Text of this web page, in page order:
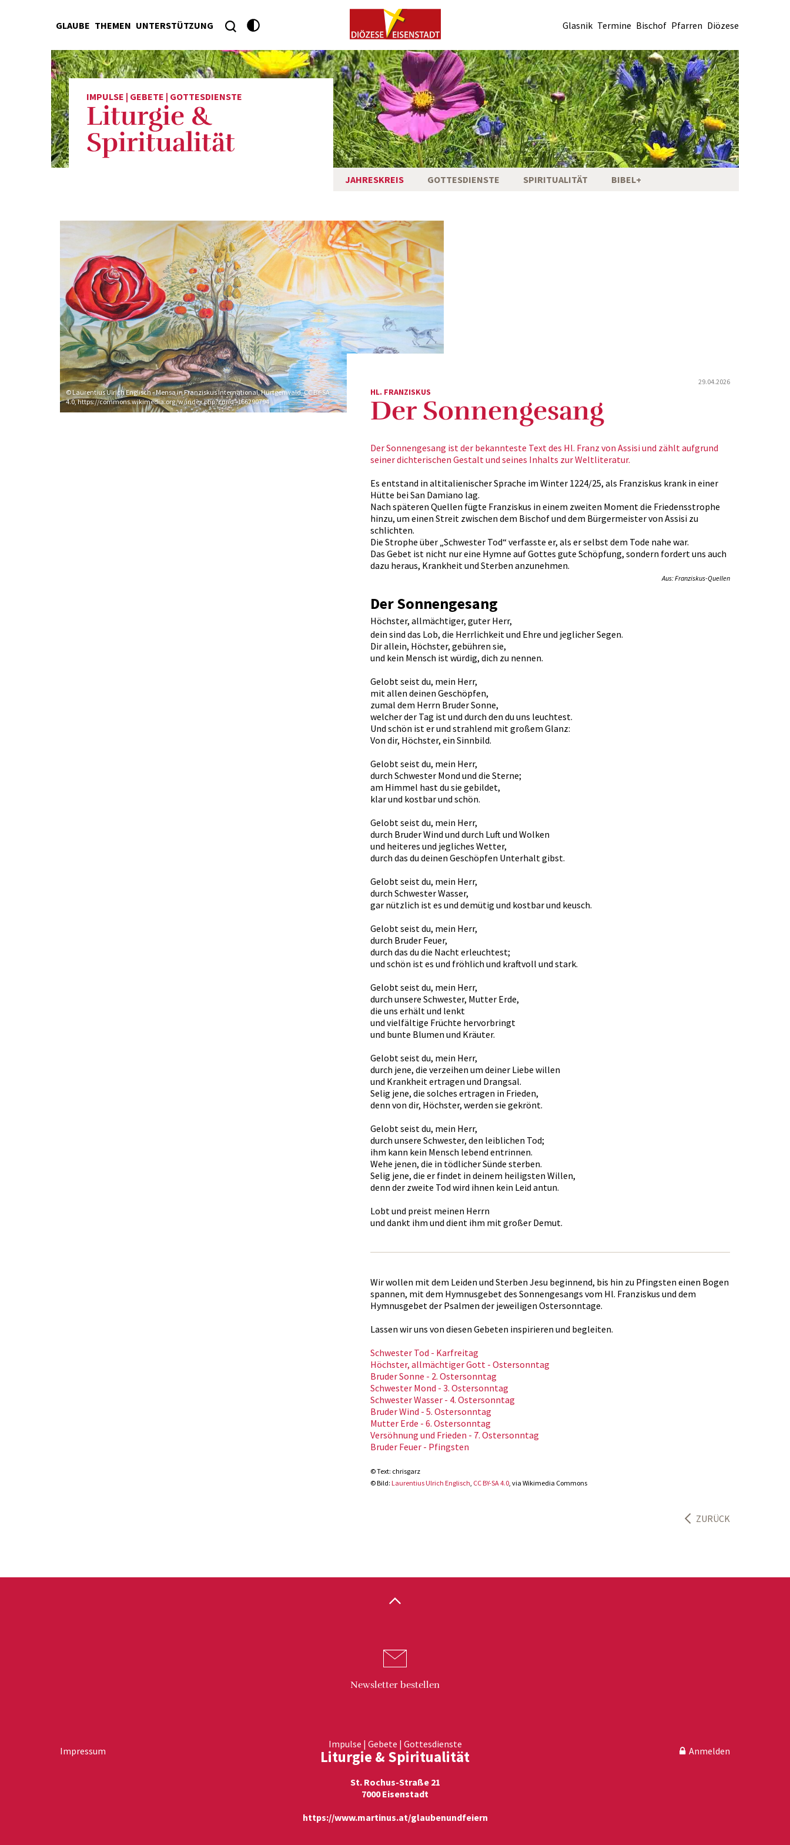
GLAUBE THEMEN UNTERSTÜTZUNG Glasnik Termine Bischof Pfarren Diözese
IMPULSE | GEBETE | GOTTESDIENSTE
Liturgie &
Spiritualität
JAHRESKREIS GOTTESDIENSTE SPIRITUALITÄT BIBEL+
© Laurentius Ulrich Englisch - Mensa in Franziskus International, Hürtgenwald, CC BY-SA
4.0, https://commons.wikimedia.org/w/index.php?curid=166290794
29.04.2026
HL. FRANZISKUS
Der Sonnengesang
Der Sonnengesang ist der bekannteste Text des Hl. Franz von Assisi und zählt aufgrund
seiner dichterischen Gestalt und seines Inhalts zur Weltliteratur.
Es entstand in altitalienischer Sprache im Winter 1224/25, als Franziskus krank in einer
Hütte bei San Damiano lag.
Nach späteren Quellen fügte Franziskus in einem zweiten Moment die Friedensstrophe
hinzu, um einen Streit zwischen dem Bischof und dem Bürgermeister von Assisi zu
schlichten.
Die Strophe über „Schwester Tod“ verfasste er, als er selbst dem Tode nahe war.
Das Gebet ist nicht nur eine Hymne auf Gottes gute Schöpfung, sondern fordert uns auch
dazu heraus, Krankheit und Sterben anzunehmen.
Aus: Franziskus-Quellen
Der Sonnengesang
Höchster, allmächtiger, guter Herr,
dein sind das Lob, die Herrlichkeit und Ehre und jeglicher Segen.
Dir allein, Höchster, gebühren sie,
und kein Mensch ist würdig, dich zu nennen.
Gelobt seist du, mein Herr,
mit allen deinen Geschöpfen,
zumal dem Herrn Bruder Sonne,
welcher der Tag ist und durch den du uns leuchtest.
Und schön ist er und strahlend mit großem Glanz:
Von dir, Höchster, ein Sinnbild.
Gelobt seist du, mein Herr,
durch Schwester Mond und die Sterne;
am Himmel hast du sie gebildet,
klar und kostbar und schön.
Gelobt seist du, mein Herr,
durch Bruder Wind und durch Luft und Wolken
und heiteres und jegliches Wetter,
durch das du deinen Geschöpfen Unterhalt gibst.
Gelobt seist du, mein Herr,
durch Schwester Wasser,
gar nützlich ist es und demütig und kostbar und keusch.
Gelobt seist du, mein Herr,
durch Bruder Feuer,
durch das du die Nacht erleuchtest;
und schön ist es und fröhlich und kraftvoll und stark.
Gelobt seist du, mein Herr,
durch unsere Schwester, Mutter Erde,
die uns erhält und lenkt
und vielfältige Früchte hervorbringt
und bunte Blumen und Kräuter.
Gelobt seist du, mein Herr,
durch jene, die verzeihen um deiner Liebe willen
und Krankheit ertragen und Drangsal.
Selig jene, die solches ertragen in Frieden,
denn von dir, Höchster, werden sie gekrönt.
Gelobt seist du, mein Herr,
durch unsere Schwester, den leiblichen Tod;
ihm kann kein Mensch lebend entrinnen.
Wehe jenen, die in tödlicher Sünde sterben.
Selig jene, die er findet in deinem heiligsten Willen,
denn der zweite Tod wird ihnen kein Leid antun.
Lobt und preist meinen Herrn
und dankt ihm und dient ihm mit großer Demut.
Wir wollen mit dem Leiden und Sterben Jesu beginnend, bis hin zu Pfingsten einen Bogen
spannen, mit dem Hymnusgebet des Sonnengesangs vom Hl. Franziskus und dem
Hymnusgebet der Psalmen der jeweiligen Ostersonntage.
Lassen wir uns von diesen Gebeten inspirieren und begleiten.
Schwester Tod - Karfreitag
Höchster, allmächtiger Gott - Ostersonntag
Bruder Sonne - 2. Ostersonntag
Schwester Mond - 3. Ostersonntag
Schwester Wasser - 4. Ostersonntag
Bruder Wind - 5. Ostersonntag
Mutter Erde - 6. Ostersonntag
Versöhnung und Frieden - 7. Ostersonntag
Bruder Feuer - Pfingsten
© Text: chrisgarz
© Bild: Laurentius Ulrich Englisch, CC BY-SA 4.0, via Wikimedia Commons
ZURÜCK
Newsletter bestellen
Impulse | Gebete | Gottesdienste
Liturgie & Spiritualität
St. Rochus-Straße 21
7000 Eisenstadt
https://www.martinus.at/glaubenundfeiern
Impressum Anmelden